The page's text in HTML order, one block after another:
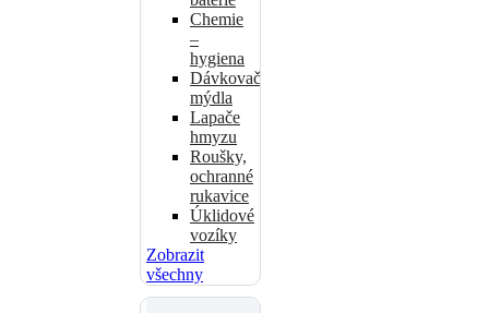
Chemie
–
hygiena
Dávkovače
mýdla
Lapače
hmyzu
Roušky,
ochranné
rukavice
Úklidové
vozíky
Zobrazit
všechny